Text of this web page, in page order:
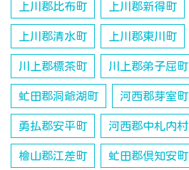
上川郡比布町 上川郡新得町
上川郡清水町 上川郡東川町
川上郡標茶町 川上郡弟子屈町
虻田郡洞爺湖町 河西郡芽室町
勇払郡安平町 河西郡中札内村
檜山郡江差町 虻田郡倶知安町